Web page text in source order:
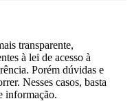
transparente,
à lei de acesso à
Porém dúvidas e
Nesses casos, basta
informação.